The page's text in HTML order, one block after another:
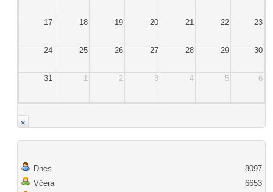
17 18 19 20 21 22 23
24 25 26 27 28 29 30
31 1 2 3 4 5 6
×
Dnes
Včera
8097
6653